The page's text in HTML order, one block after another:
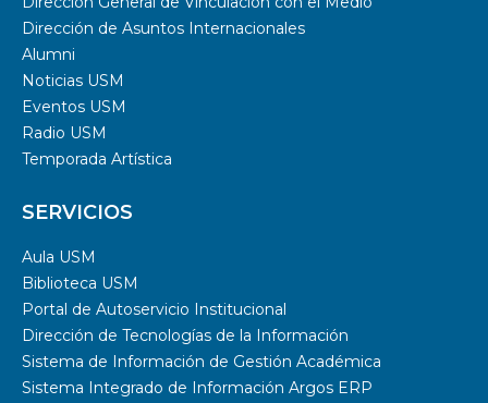
Dirección de Asuntos Internacionales
Alumni
Noticias USM
Eventos USM
Radio USM
Temporada Artística
SERVICIOS
Aula USM
Biblioteca USM
Portal de Autoservicio Institucional
Dirección de Tecnologías de la Información
Sistema de Información de Gestión Académica
Sistema Integrado de Información Argos ERP